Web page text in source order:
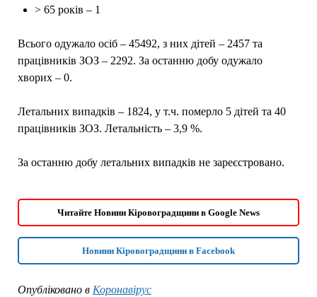
> 65 років – 1
Всього одужало осіб – 45492, з них дітей – 2457 та
працівників ЗОЗ – 2292. За останню добу одужало
хворих – 0.
Летальних випадків – 1824, у т.ч. померло 5 дітей та 40
працівників ЗОЗ. Летальність – 3,9 %.
За останню добу летальних випадків не зареєстровано.
Читайте Новини Кіровоградщини в Google News
Новини Кіровоградщини в Facebook
Опубліковано в Коронавірус